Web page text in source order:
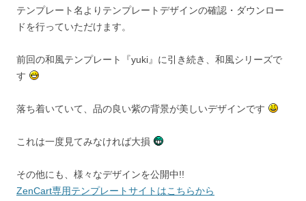
テンプレート名よりテンプレートデザインの確認・ダウンロー
ドを行っていただけます。
前回の和風テンプレート『yuki』に引き続き、和風シリーズで
す
落ち着いていて、品の良い紫の背景が美しいデザインです
これは一度見てみなければ大損
その他にも、様々なデザインを公開中!!
ZenCart専用テンプレートサイトはこちらから